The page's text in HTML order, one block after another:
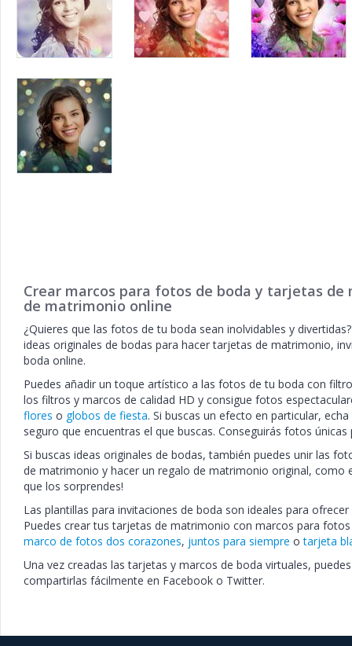
Crear marcos para fotos de boda y tarjetas
de matrimonio online
¿Quieres que las fotos de tu boda sean inolvidables y
ideas originales de bodas para hacer tarjetas de matrimonio,
boda online.
Puedes añadir un toque artístico a las fotos de tu boda con
los filtros y marcos de calidad HD y consigue fotos
flores o globos de fiesta. Si buscas un efecto en particular,
seguro que encuentras el que buscas. Conseguirás fotos
Si buscas ideas originales de bodas, también puedes unir las
de matrimonio y hacer un regalo de matrimonio original, como
que los sorprendes!
Las plantillas para invitaciones de boda son ideales para
Puedes crear tus tarjetas de matrimonio con marcos para
marco de fotos dos corazones, juntos para siempre otarjeta
Una vez creadas las tarjetas y marcos de boda virtuales,
compartirlas fácilmente en Facebook o Twitter.